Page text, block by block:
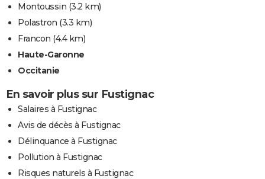
Montoussin (3.2 km)
Polastron (3.3 km)
Francon (4.4 km)
Haute-Garonne
Occitanie
En savoir plus sur Fustignac
Salaires à Fustignac
Avis de décès à Fustignac
Délinquance à Fustignac
Pollution à Fustignac
Risques naturels à Fustignac